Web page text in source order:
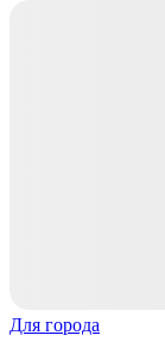
Для города